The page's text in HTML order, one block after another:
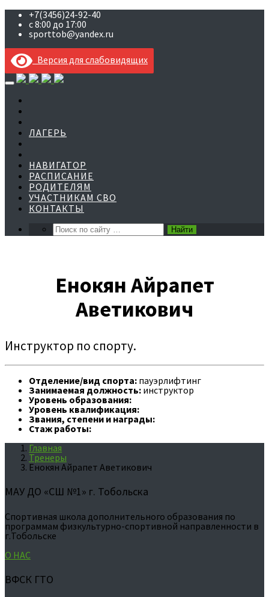
+7(3456)24-92-40
с 8:00 до 17:00
sporttob@yandex.ru
Версия для слабовидящих
Skip
to
content
ЛАГЕРЬ
НАВИГАТОР
РАСПИСАНИЕ
РОДИТЕЛЯМ
УЧАСТНИКАМ СВО
КОНТАКТЫ
Енокян Айрапет
Аветикович
Инструктор по спорту.
Отделение/вид спорта: пауэрлифтинг
Занимаемая должность: инструктор
Уровень образования:
Уровень квалификация:
Звания, степени и награды:
Стаж работы:
Главная
Тренеры
Енокян Айрапет Аветикович
МАУ ДО «СШ №1» г. Тобольска
Спортивная школа дополнительного образования по
программам физкультурно-спортивной направленности в
г.Тобольске
О НАС
ВФСК ГТО